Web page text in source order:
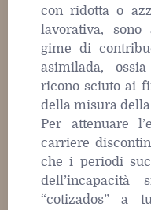
con ridotta o
lavorativa,
gime di
asimilada,
ricono-sciuto ai
della misura
Per attenuare
carriere
che i periodi
dell’incapacità
“cotizados” a